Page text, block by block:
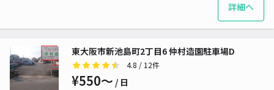
詳細へ
東大阪市新池島町2丁目6 仲村造園駐車場D
4.8 / 12件
¥550〜 / 日